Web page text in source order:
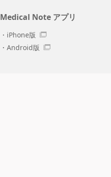
Medical Note アプリ
iPhone版
Android版